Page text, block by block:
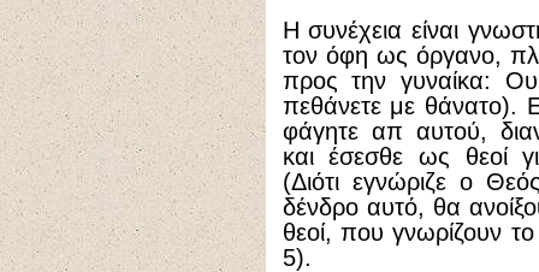
Η συνέχεια είναι
τον όφη ως όργανο,
προς την γυναίκα:
πεθάνετε με θάνατο).
φάγητε απ αυτού,
και έσεσθε ως θεοί
(Διότι εγνώριζε ο
δένδρο αυτό, θα
θεοί, που γνωρίζουν
5).